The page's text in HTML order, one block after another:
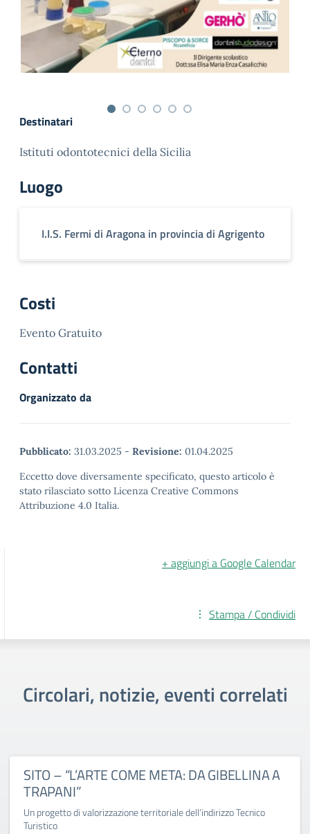
Destinatari
Istituti odontotecnici della Sicilia
Luogo
I.I.S. Fermi di Aragona in provincia di Agrigento
Costi
Evento Gratuito
Contatti
Organizzato da
Pubblicato: 31.03.2025 - Revisione: 01.04.2025
Eccetto dove diversamente specificato, questo articolo è
stato rilasciato sotto Licenza Creative Commons
Attribuzione 4.0 Italia.
+ aggiungi a Google Calendar
Stampa / Condividi
Circolari, notizie, eventi correlati
SITO – “L’ARTE COME META: DA GIBELLINA A
TRAPANI”
Un progetto di valorizzazione territoriale dell’indirizzo Tecnico
Turistico